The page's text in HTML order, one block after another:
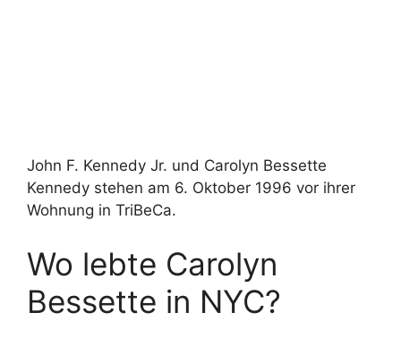
John F. Kennedy Jr. und Carolyn Bessette
Kennedy stehen am 6. Oktober 1996 vor ihrer
Wohnung in TriBeCa.
Wo lebte Carolyn
Bessette in NYC?